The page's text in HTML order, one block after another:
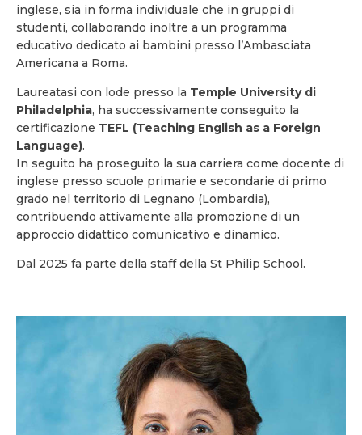
inglese, sia in forma individuale che in gruppi di
studenti, collaborando inoltre a un programma
educativo dedicato ai bambini presso l’Ambasciata
Americana a Roma.
Laureatasi con lode presso la Temple University di
Philadelphia, ha successivamente conseguito la
certificazione TEFL (Teaching English as a Foreign
Language).
In seguito ha proseguito la sua carriera come docente di
inglese presso scuole primarie e secondarie di primo
grado nel territorio di Legnano (Lombardia),
contribuendo attivamente alla promozione di un
approccio didattico comunicativo e dinamico.
Dal 2025 fa parte della staff della St Philip School.